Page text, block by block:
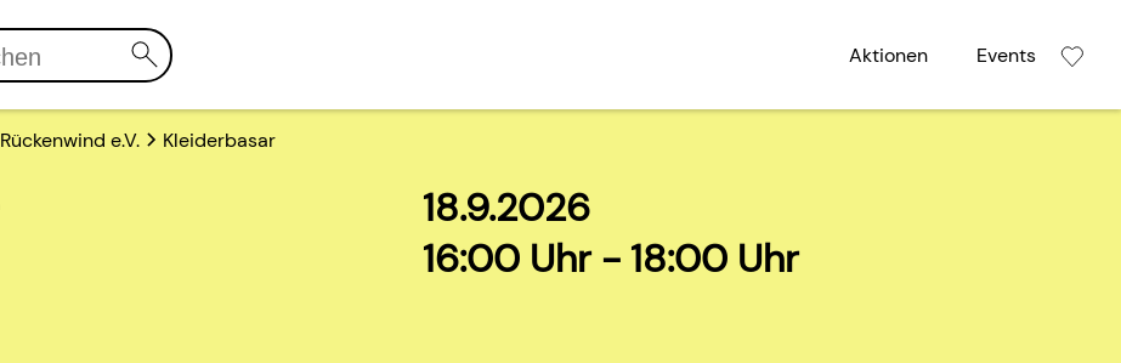
Aktionen Events
e.V. Kleiderbasar
18.9.2026
16:00 Uhr - 18:00 Uhr